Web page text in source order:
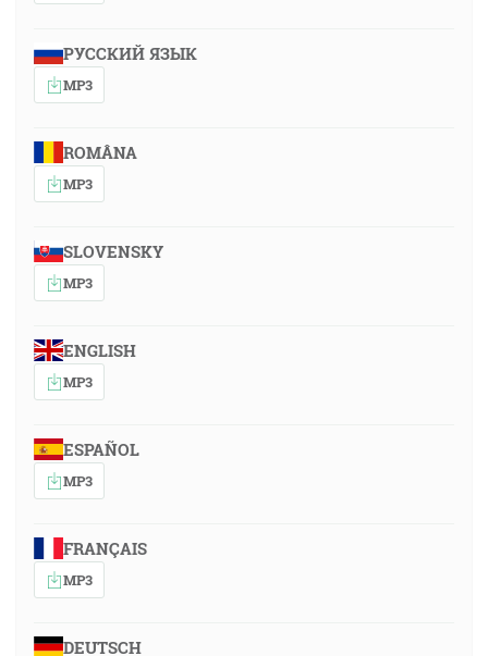
РУССКИЙ ЯЗЫК
MP3
ROMÂNA
MP3
SLOVENSKY
MP3
ENGLISH
MP3
ESPAÑOL
MP3
FRANÇAIS
MP3
DEUTSCH